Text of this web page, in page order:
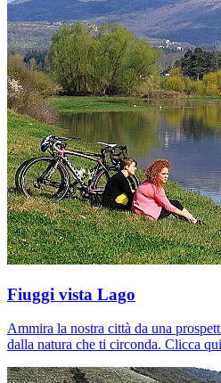
Fiuggi vista Lago
Ammira la nostra città da una
dalla natura che ti circonda. Clicca